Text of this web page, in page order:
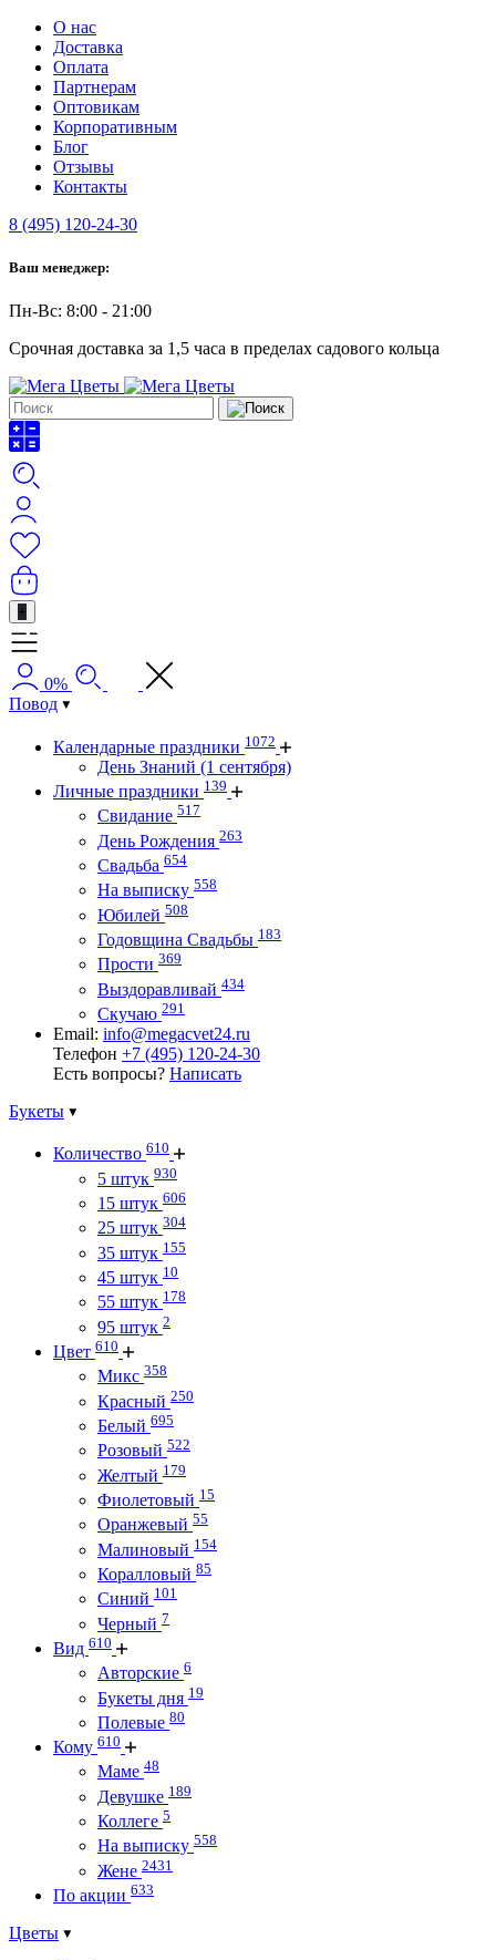
О нас
Доставка
Оплата
Партнерам
Оптовикам
Корпоративным
Блог
Отзывы
Контакты
8 (495) 120-24-30
Ваш менеджер:
Пн-Вс: 8:00 - 21:00
Срочная доставка за 1,5 часа в пределах садового кольца
+
0%
Повод
Календарные праздники 1072
День Знаний (1 сентября)
Личные праздники 139
Свидание 517
День Рождения 263
Свадьба 654
На выписку 558
Юбилей 508
Годовщина Свадьбы 183
Прости 369
Выздоравливай 434
Скучаю 291
Email: info@megacvet24.ru
Телефон +7 (495) 120-24-30
Есть вопросы? Написать
Букеты
Количество 610
5 штук 930
15 штук 606
25 штук 304
35 штук 155
45 штук 10
55 штук 178
95 штук 2
Цвет 610
Микс 358
Красный 250
Белый 695
Розовый 522
Желтый 179
Фиолетовый 15
Оранжевый 55
Малиновый 154
Коралловый 85
Синий 101
Черный 7
Вид 610
Авторские 6
Букеты дня 19
Полевые 80
Кому 610
Маме 48
Девушке 189
Коллеге 5
На выписку 558
Жене 2431
По акции 633
Цветы